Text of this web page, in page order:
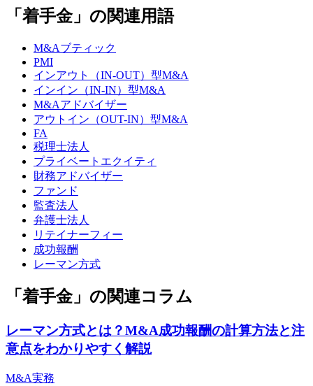
「着手金」の関連用語
M&Aブティック
PMI
インアウト（IN-OUT）型M&A
インイン（IN-IN）型M&A
M&Aアドバイザー
アウトイン（OUT-IN）型M&A
FA
税理士法人
プライベートエクイティ
財務アドバイザー
ファンド
監査法人
弁護士法人
リテイナーフィー
成功報酬
レーマン方式
「着手金」の関連コラム
レーマン方式とは？M&A成功報酬の計算方法と注
意点をわかりやすく解説
M&A実務